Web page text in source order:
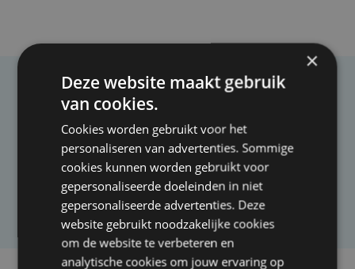
Taalfout opgemerkt?
Heb je een taal- of schrijffout opgemerkt in dit
artikel?
Laat het ons weten
×
Deze website maakt gebruik
van cookies.
Cookies worden gebruikt voor het
personaliseren van advertenties. Sommige
cookies kunnen worden gebruikt voor
gepersonaliseerde doeleinden in niet
gepersonaliseerde advertenties. Deze
website gebruikt noodzakelijke cookies
om de website te verbeteren en
analytische cookies om jouw ervaring op